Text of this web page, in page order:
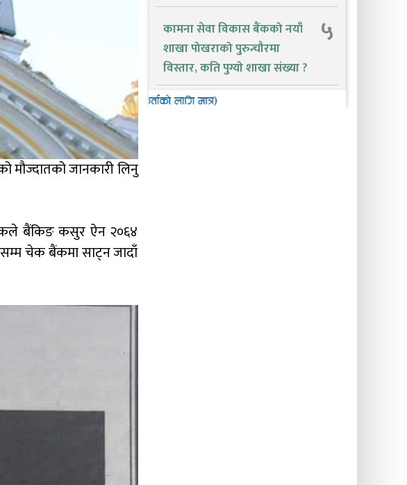
मौज्दातको जानकारी लिनु
बैंकिङ कसुर ऐन २०६४
चेक बैंकमा साट्न जादाँ
कामना सेवा विकास बैंकको नयाँ
शाखा पोखराको पुरुन्चौरमा
विस्तार, कति पुग्यो शाखा संख्या ?
५